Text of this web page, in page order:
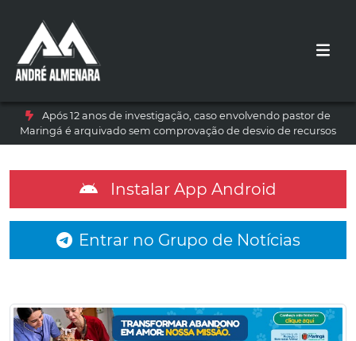
Após 12 anos de investigação, caso envolvendo pastor de
Maringá é arquivado sem comprovação de desvio de recursos
Instalar App Android
Entrar no Grupo de Notícias